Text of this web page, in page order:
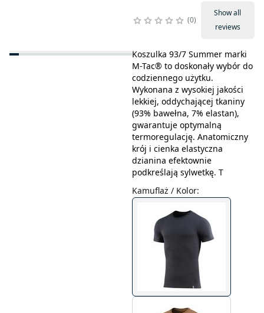
0
Show all
reviews
Koszulka 93/7 Summer marki
M-Tac® to doskonały wybór do
codziennego użytku.
Wykonana z wysokiej jakości
lekkiej, oddychającej tkaniny
(93% bawełna, 7% elastan),
gwarantuje optymalną
termoregulację. Anatomiczny
krój i cienka elastyczna
dzianina efektownie
podkreślają sylwetkę. T
Kamuflaż / Kolor: